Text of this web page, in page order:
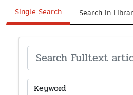
Single Search Search in